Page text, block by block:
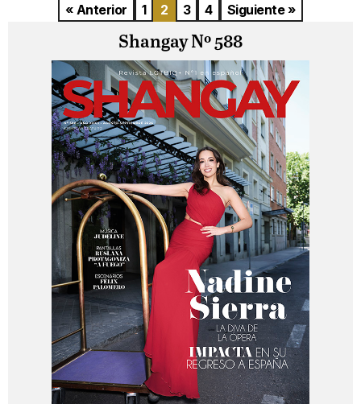
« Anterior 1 2 3 4 Siguiente »
Shangay Nº 588